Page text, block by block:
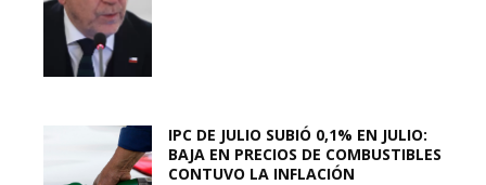
IPC DE JULIO SUBIÓ 0,1% EN JULIO:
BAJA EN PRECIOS DE COMBUSTIBLES
CONTUVO LA INFLACIÓN